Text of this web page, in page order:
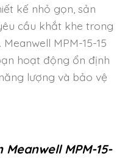
kế nhỏ gọn, sản
cầu khắt khe trong
MPM-15-15
hoạt động ổn định
lượng và bảo vệ
MPM-15-